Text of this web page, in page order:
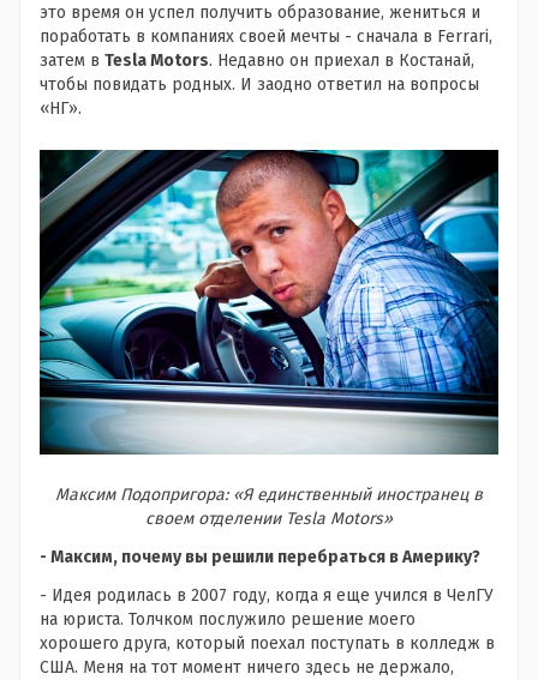
это время он успел получить образование, жениться и
поработать в компаниях своей мечты - сначала в Ferrari,
затем в Tesla Motors. Недавно он приехал в Костанай,
чтобы повидать родных. И заодно ответил на вопросы
«НГ».
Максим Подопригора: «Я единственный иностранец в
своем отделении Tesla Motors»
- Максим, почему вы решили перебраться в Америку?
- Идея родилась в 2007 году, когда я еще учился в ЧелГУ
на юриста. Толчком послужило решение моего
хорошего друга, который поехал поступать в колледж в
США. Меня на тот момент ничего здесь не держало,